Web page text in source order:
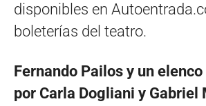
disponibles en
boleterías del teatro.
Fernando Pailos y un
por Carla Dogliani y Gabriel